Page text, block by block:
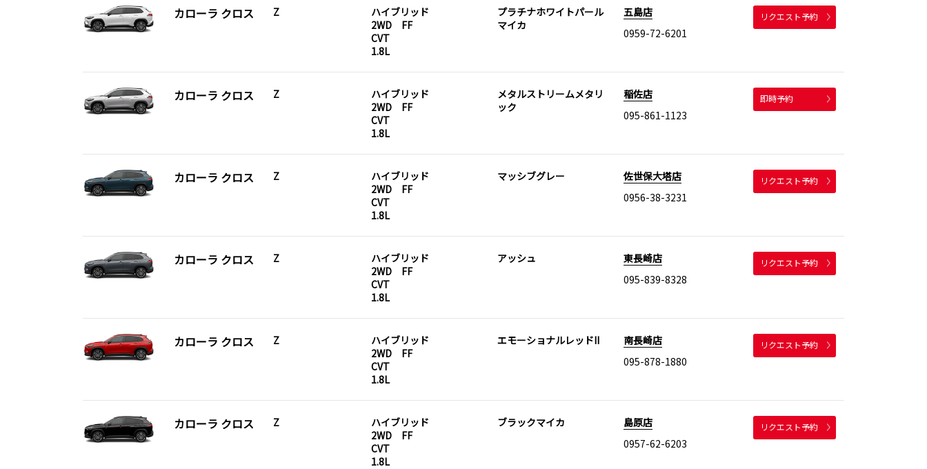
カローラ クロス Z
ハイブリッド
2WD FF
CVT
1.8L
プラチナホワイトパール
マイカ
五島店
0959-72-6201
リクエスト予約
カローラ クロス Z
ハイブリッド
2WD FF
CVT
1.8L
メタルストリームメタリ
ック
稲佐店
095-861-1123
即時予約
カローラ クロス Z
ハイブリッド
2WD FF
CVT
1.8L
マッシブグレー
佐世保大塔店
0956-38-3231
リクエスト予約
カローラ クロス Z
ハイブリッド
2WD FF
CVT
1.8L
アッシュ
東長崎店
095-839-8328
リクエスト予約
カローラ クロス Z
ハイブリッド
2WD FF
CVT
1.8L
エモーショナルレッドII
南長崎店
095-878-1880
リクエスト予約
カローラ クロス Z
ハイブリッド
2WD FF
CVT
1.8L
ブラックマイカ
島原店
0957-62-6203
リクエスト予約